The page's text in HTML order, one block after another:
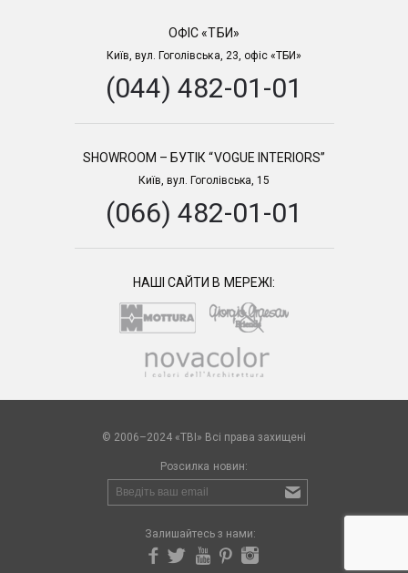
ОФІС «ТБИ»
Київ, вул. Гоголівська, 23, офіс «ТБИ»
(044) 482-01-01
SHOWROOM – БУТІК “VOGUE INTERIORS”
Київ, вул. Гоголівська, 15
(066) 482-01-01
НАШІ САЙТИ В МЕРЕЖІ:
© 2006–2024 «TBI» Всі права захищені
Розсилка новин:
Залишайтесь з нами: